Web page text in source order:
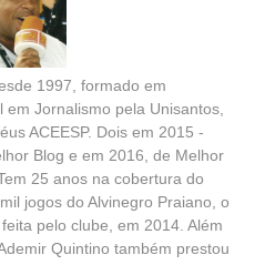
1997, formado em
Jornalismo pela Unisantos,
ACEESP. Dois em 2015 -
Blog e em 2016, de Melhor
25 anos na cobertura do
jogos do Alvinegro Praiano, o
pelo clube, em 2014. Além
Quintino também prestou